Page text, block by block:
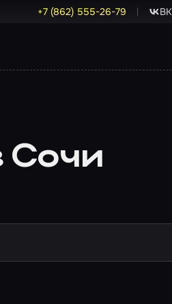
+7 (862) 555-26-79
Сочи